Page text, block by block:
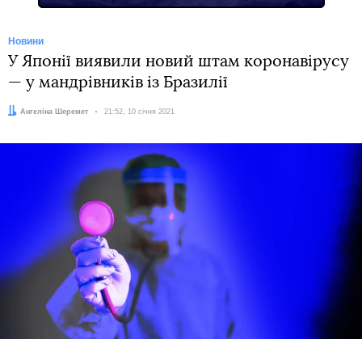
Новини
У Японії виявили новий штам коронавірусу
— у мандрівників із Бразилії
Автор:
Ангеліна Шеремет Дата:
21:52, 10 січня 2021